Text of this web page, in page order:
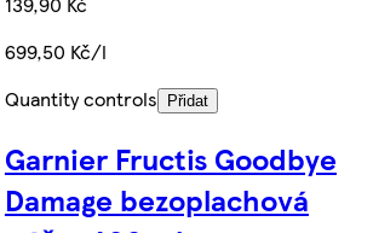
699,50 Kč/l
Quantity controls
Přidat
Garnier Fructis Goodbye
Damage bezoplachová